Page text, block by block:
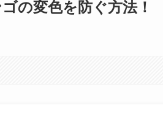
の変色を防ぐ方法！